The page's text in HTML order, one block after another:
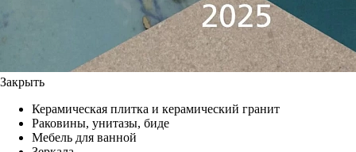
Закрыть
Керамическая плитка и керамический гранит
Раковины, унитазы, биде
Мебель для ванной